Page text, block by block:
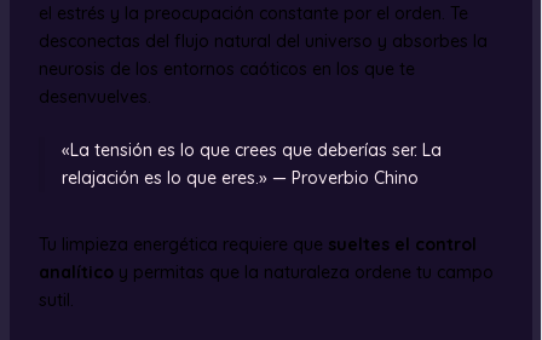
el estrés y la preocupación constante por el orden. Te
desconectas del flujo natural del universo y absorbes la
neurosis de los entornos caóticos en los que te
desenvuelves.
«La tensión es lo que crees que deberías ser. La
relajación es lo que eres.» — Proverbio Chino
Tu limpieza energética requiere que sueltes el control
analíticoy permitas que la naturaleza ordene tu campo
sutil.